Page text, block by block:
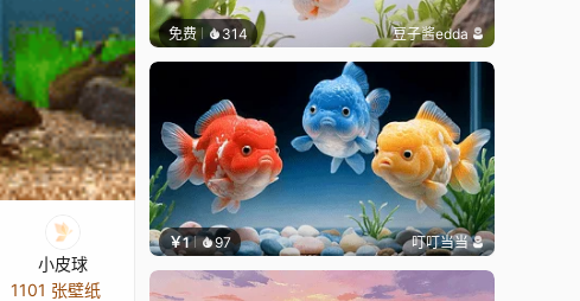
小皮球
1101 张壁纸
免费 314 豆子酱edda
￥1 97 叮叮当当